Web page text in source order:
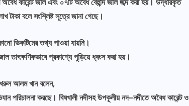
কারেন্ট জাল এবং ০৭টি অবৈধ বেহুন্দি জাল জব্দ করা হয়। উদ্ধারকৃত
টাকা বলে সংশ্লিষ্ট সূত্রে জানা গেছে।
ভিকটিমের তথ্য পাওয়া যায়নি।
তাৎক্ষণিকভাবে প্রকাশ্যে পুড়িয়ে ধ্বংস করা হয়।
আলম খান বলেন,
পরিচালনা করছে। বিষখালী নদীসহ উপকূলীয় নদ-নদীতে অবৈধ কারেন্ট ও